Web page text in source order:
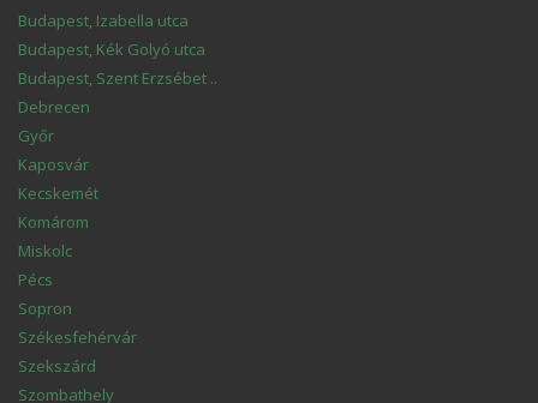
Budapest, Izabella utca
Budapest, Kék Golyó utca
Budapest, Szent Erzsébet ..
Debrecen
Győr
Kaposvár
Kecskemét
Komárom
Miskolc
Pécs
Sopron
Székesfehérvár
Szekszárd
Szombathely